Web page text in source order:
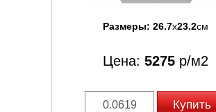
Размеры: 26.7x23.2см
Цена: 5275 р/м2
Купить